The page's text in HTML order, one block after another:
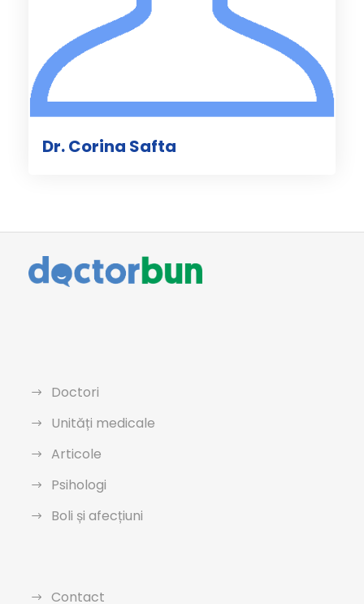
Dr. Corina Safta
Doctori
Unități medicale
Articole
Psihologi
Boli și afecțiuni
Contact